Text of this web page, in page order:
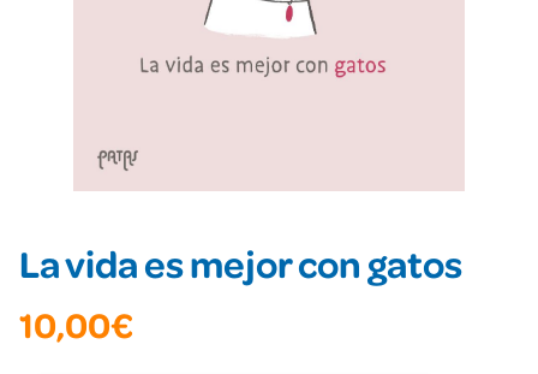
La vida es mejor con gatos
10,00€